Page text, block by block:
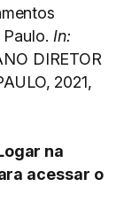
In:
DIRETOR
2021,
na
acessar o